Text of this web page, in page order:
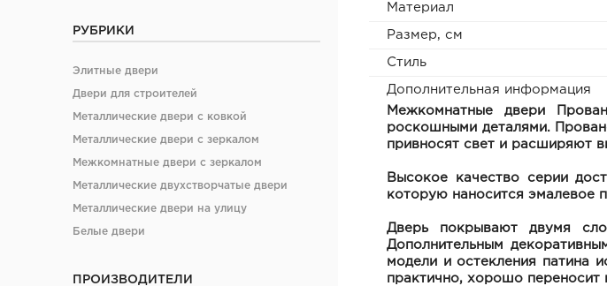
РУБРИКИ
Элитные двери
Двери для строителей
Металлические двери с ковкой
Металлические двери с зеркалом
Межкомнатные двери с зеркалом
Металлические двухстворчатые двери
Металлические двери на улицу
Белые двери
ПРОИЗВОДИТЕЛИ
Материал
Размер, см
Стиль
Дополнительная информация
Межкомнатные двери
роскошными деталями.
привносят свет и расширяют
Высокое качество серии
которую наносится эмалевое
Дверь покрывают двумя
Дополнительным
модели и остекления патина
практично, хорошо